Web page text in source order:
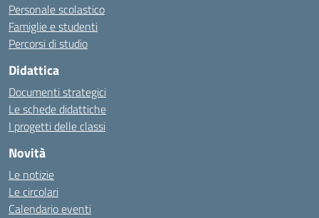
Personale scolastico
Famiglie e studenti
Percorsi di studio
Didattica
Documenti strategici
Le schede didattiche
I progetti delle classi
Novità
Le notizie
Le circolari
Calendario eventi